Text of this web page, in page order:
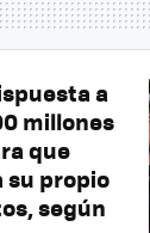
a
millones
que
su propio
según